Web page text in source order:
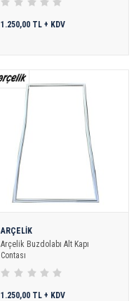
1.250,00 TL + KDV
ARÇELİK
Arçelik Buzdolabı Alt Kapı
Contası
1.250,00 TL + KDV